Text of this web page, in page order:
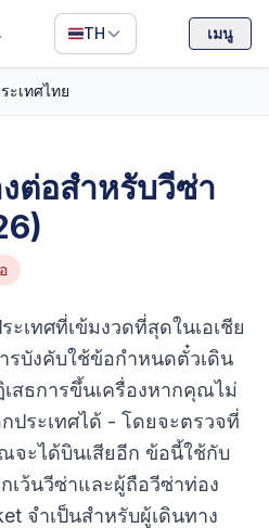
TH
Filipino
Deutsch
เมนู
ะเทศไทย
ต่อสำหรับวีซ่า
ะเทศที่เข้มงวดที่สุดในเอเชีย
รบังคับใช้ข้อกำหนดตั๋วเดิน
สธการขึ้นเครื่องหากคุณไม่
ประเทศได้ - โดยจะตรวจที่
ะได้บินเสียอีก ข้อนี้ใช้กับ
เว้นวีซ่าและผู้ถือวีซ่าท่อง
จำเป็นสำหรับผู้เดินทาง